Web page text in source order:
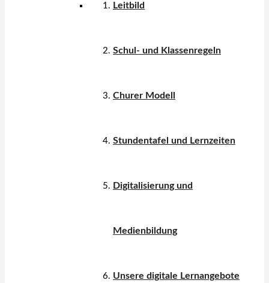
Leitbild
Schul- und Klassenregeln
Churer Modell
Stundentafel und Lernzeiten
Digitalisierung und
Medienbildung
Unsere digitale Lernangebote